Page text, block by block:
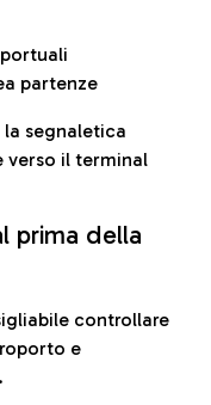
partenze
segnaletica
verso il terminal
prima della
controllare
e